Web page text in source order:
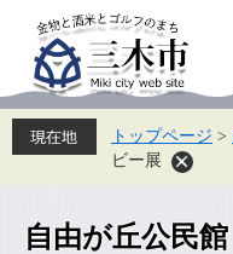
先
頭
を
飛
て
トップページ >
ビー展
自由が丘公民館